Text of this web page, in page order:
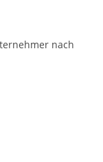
nach
17mm Epoxidharz